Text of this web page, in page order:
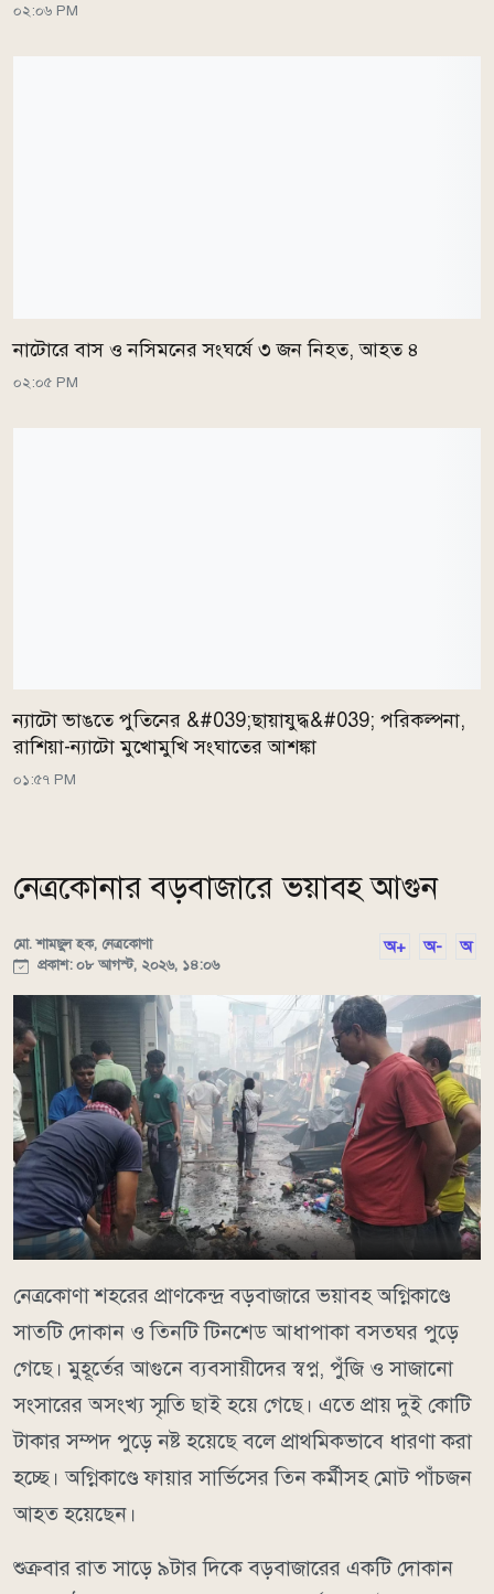
০২:০৬ PM
নাটোরে বাস ও নসিমনের সংঘর্ষে ৩ জন নিহত, আহত ৪
০২:০৫ PM
ন্যাটো ভাঙতে পুতিনের &#039;ছায়াযুদ্ধ&#039; পরিকল্পনা,
রাশিয়া-ন্যাটো মুখোমুখি সংঘাতের আশঙ্কা
০১:৫৭ PM
নেত্রকোনার বড়বাজারে ভয়াবহ আগুন
মো. শামছুল হক, নেত্রকোণা
প্রকাশ: ০৮ আগস্ট, ২০২৬, ১৪:০৬
অ+ অ- অ
নেত্রকোণা শহরের প্রাণকেন্দ্র বড়বাজারে ভয়াবহ অগ্নিকাণ্ডে
সাতটি দোকান ও তিনটি টিনশেড আধাপাকা বসতঘর পুড়ে
গেছে। মুহূর্তের আগুনে ব্যবসায়ীদের স্বপ্ন, পুঁজি ও সাজানো
সংসারের অসংখ্য স্মৃতি ছাই হয়ে গেছে। এতে প্রায় দুই কোটি
টাকার সম্পদ পুড়ে নষ্ট হয়েছে বলে প্রাথমিকভাবে ধারণা করা
হচ্ছে। অগ্নিকাণ্ডে ফায়ার সার্ভিসের তিন কর্মীসহ মোট পাঁচজন
আহত হয়েছেন।
শুক্রবার রাত সাড়ে ৯টার দিকে বড়বাজারের একটি দোকান